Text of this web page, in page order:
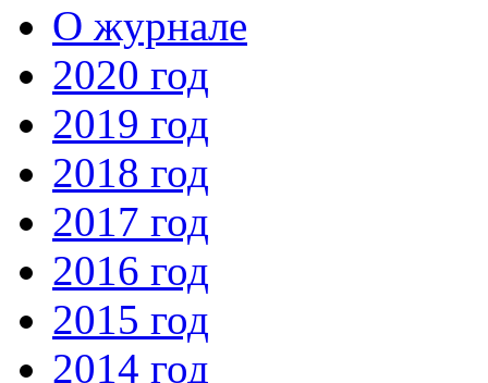
О журнале
2020 год
2019 год
2018 год
2017 год
2016 год
2015 год
2014 год